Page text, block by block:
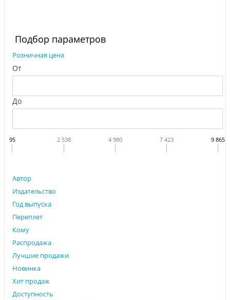
Подбор параметров
Розничная цена
От
До
95 2 538 4 980 7 423 9 865
Автор
Издательство
Год выпуска
Переплет
Кому
Распродажа
Лучшие продажи
Новинка
Хит продаж
Доступность